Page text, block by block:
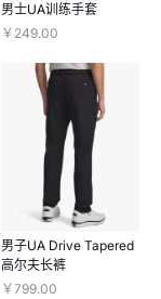
男士UA训练手套
￥249.00
男子UA Drive Tapered
高尔夫长裤
￥799.00